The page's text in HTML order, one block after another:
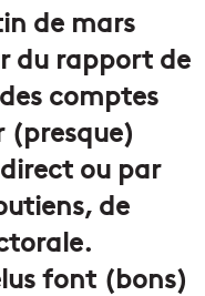
de mars
du rapport de
comptes
(presque)
ou par
de
font (bons)